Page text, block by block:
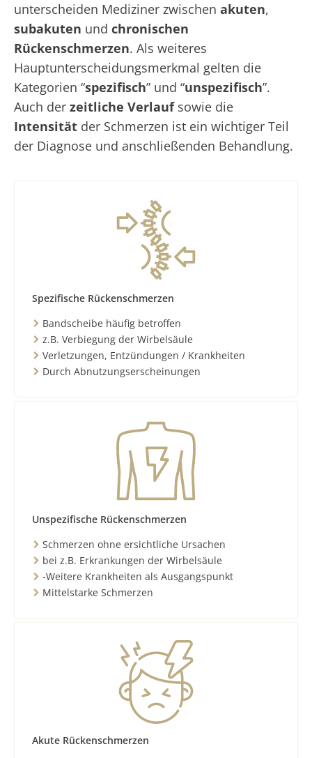
unterscheiden Mediziner zwischen akuten,
subakuten und chronischen
Rückenschmerzen. Als weiteres
Hauptunterscheidungsmerkmal gelten die
Kategorien “spezifisch” und “unspezifisch”.
Auch der zeitliche Verlauf sowie die
Intensität der Schmerzen ist ein wichtiger Teil
der Diagnose und anschließenden Behandlung.
Spezifische Rückenschmerzen
Bandscheibe häufig betroffen
z.B. Verbiegung der Wirbelsäule
Verletzungen, Entzündungen / Krankheiten
Durch Abnutzungserscheinungen
Unspezifische Rückenschmerzen
Schmerzen ohne ersichtliche Ursachen
bei z.B. Erkrankungen der Wirbelsäule
-Weitere Krankheiten als Ausgangspunkt
Mittelstarke Schmerzen
Akute Rückenschmerzen